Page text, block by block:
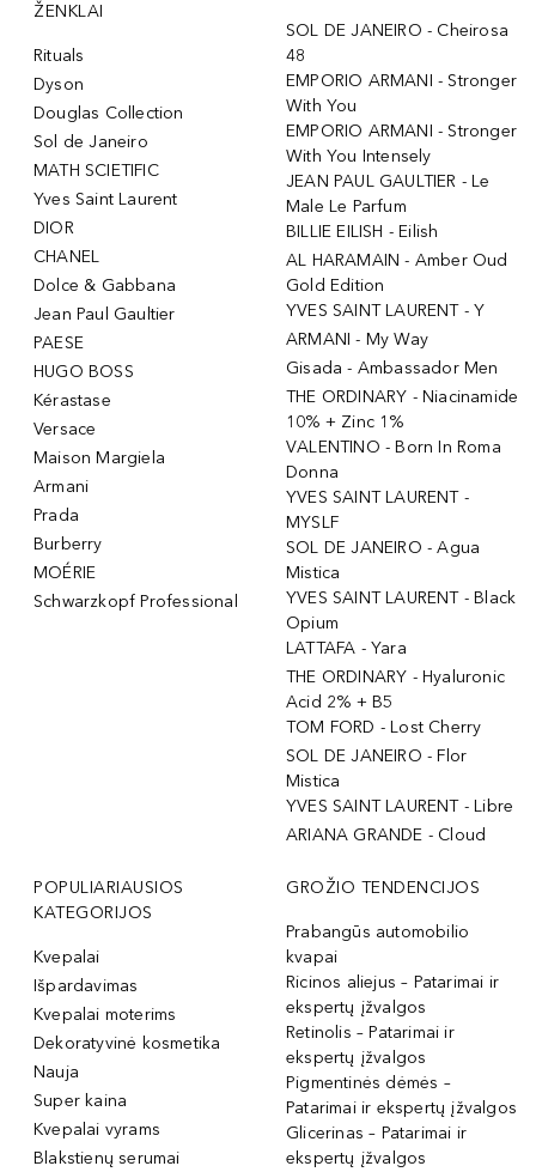
ŽENKLAI
Rituals
Dyson
Douglas Collection
Sol de Janeiro
MATH SCIETIFIC
Yves Saint Laurent
DIOR
CHANEL
Dolce & Gabbana
Jean Paul Gaultier
PAESE
HUGO BOSS
Kérastase
Versace
Maison Margiela
Armani
Prada
Burberry
MOÉRIE
Schwarzkopf Professional
SOL DE JANEIRO - Cheirosa
48
EMPORIO ARMANI - Stronger
With You
EMPORIO ARMANI - Stronger
With You Intensely
JEAN PAUL GAULTIER - Le
Male Le Parfum
BILLIE EILISH - Eilish
AL HARAMAIN - Amber Oud
Gold Edition
YVES SAINT LAURENT - Y
ARMANI - My Way
Gisada - Ambassador Men
THE ORDINARY - Niacinamide
10% + Zinc 1%
VALENTINO - Born In Roma
Donna
YVES SAINT LAURENT -
MYSLF
SOL DE JANEIRO - Agua
Mistica
YVES SAINT LAURENT - Black
Opium
LATTAFA - Yara
THE ORDINARY - Hyaluronic
Acid 2% + B5
TOM FORD - Lost Cherry
SOL DE JANEIRO - Flor
Mistica
YVES SAINT LAURENT - Libre
ARIANA GRANDE - Cloud
POPULIARIAUSIOS
KATEGORIJOS
Kvepalai
Išpardavimas
Kvepalai moterims
Dekoratyvinė kosmetika
Nauja
Super kaina
Kvepalai vyrams
Blakstienų serumai
GROŽIO TENDENCIJOS
Prabangūs automobilio
kvapai
Ricinos aliejus – Patarimai ir
ekspertų įžvalgos
Retinolis – Patarimai ir
ekspertų įžvalgos
Pigmentinės dėmės –
Patarimai ir ekspertų įžvalgos
Glicerinas – Patarimai ir
ekspertų įžvalgos